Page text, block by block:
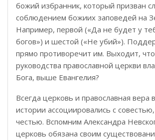
божий избранник, который призван
соблюдением божиих заповедей на
Например, первой («Да не будет у
богов») и шестой («Не убий»).
прямо противоречит им. Выходит,
руководства православной церкви
Бога, выше Евангелия?
Всегда церковь и православная вера
истории ассоциировались с
честью. Вспомним Александра
церковь обязана своим